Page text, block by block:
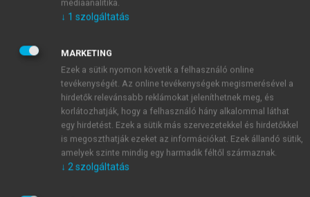
médiaanalitika.
↓ 1 szolgáltatás
MARKETING
Ezek a sütik nyomon követik a felhasználó online
tevékenységét. Az online tevékenységek megismerésével a
hirdetők relevánsabb reklámokat jeleníthetnek meg, és
korlátozhatják, hogy a felhasználó hány alkalommal láthat
egy hirdetést. Ezek a sütik más szervezetekkel és hirdetőkkel
is megoszthatják ezeket az információkat. Ezek állandó sütik,
amelyek szinte mindig egy harmadik féltől származnak.
↓ 2szolgáltatás